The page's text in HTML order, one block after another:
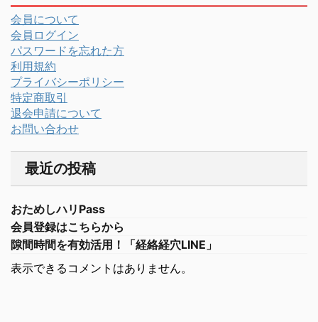
会員について
会員ログイン
パスワードを忘れた方
利用規約
プライバシーポリシー
特定商取引
退会申請について
お問い合わせ
最近の投稿
おためしハリPass
会員登録はこちらから
隙間時間を有効活用！「経絡経穴LINE」
表示できるコメントはありません。